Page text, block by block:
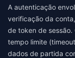
A autenticação
verificação da
de token de
tempo limite
dados de partida